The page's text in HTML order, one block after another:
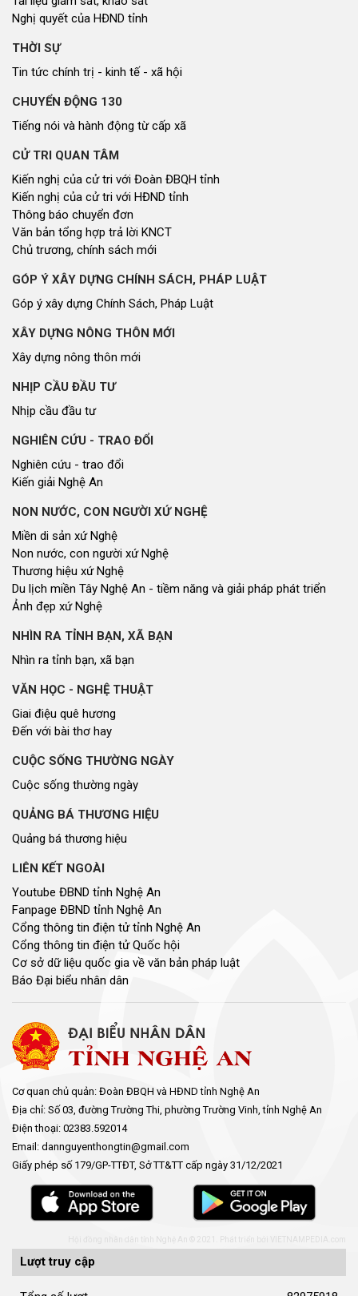
Nghị quyết của HĐND tỉnh
THỜI SỰ
Tin tức chính trị - kinh tế - xã hội
CHUYỂN ĐỘNG 130
Tiếng nói và hành động từ cấp xã
CỬ TRI QUAN TÂM
Kiến nghị của cử tri với Đoàn ĐBQH tỉnh
Kiến nghị của cử tri với HĐND tỉnh
Thông báo chuyển đơn
Văn bản tổng hợp trả lời KNCT
Chủ trương, chính sách mới
GÓP Ý XÂY DỰNG CHÍNH SÁCH, PHÁP LUẬT
Góp ý xây dựng Chính Sách, Pháp Luật
XÂY DỰNG NÔNG THÔN MỚI
Xây dựng nông thôn mới
NHỊP CẦU ĐẦU TƯ
Nhịp cầu đầu tư
NGHIÊN CỨU - TRAO ĐỔI
Nghiên cứu - trao đổi
Kiến giải Nghệ An
NON NƯỚC, CON NGƯỜI XỨ NGHỆ
Miền di sản xứ Nghệ
Non nước, con người xứ Nghệ
Thương hiệu xứ Nghệ
Du lịch miền Tây Nghệ An - tiềm năng và giải pháp phát triển
Ảnh đẹp xứ Nghệ
NHÌN RA TỈNH BẠN, XÃ BẠN
Nhìn ra tỉnh bạn, xã bạn
VĂN HỌC - NGHỆ THUẬT
Giai điệu quê hương
Đến với bài thơ hay
CUỘC SỐNG THƯỜNG NGÀY
Cuộc sống thường ngày
QUẢNG BÁ THƯƠNG HIỆU
Quảng bá thương hiệu
LIÊN KẾT NGOÀI
Youtube ĐBND tỉnh Nghệ An
Fanpage ĐBND tỉnh Nghệ An
Cổng thông tin điện tử tỉnh Nghệ An
Cổng thông tin điện tử Quốc hội
Cơ sở dữ liệu quốc gia về văn bản pháp luật
Báo Đại biểu nhân dân
Cơ quan chủ quản: Đoàn ĐBQH và HĐND tỉnh Nghệ An
Địa chỉ: Số 03, đường Trường Thi, phường Trường Vinh, tỉnh Nghệ An
Điện thoại: 02383.592014
Email: dannguyenthongtin@gmail.com
Giấy phép số 179/GP-TTĐT, Sở TT&TT cấp ngày 31/12/2021
Hội đồng nhân dân tỉnh Nghệ An © 2021. Phát triển bởi
Lượt truy cập